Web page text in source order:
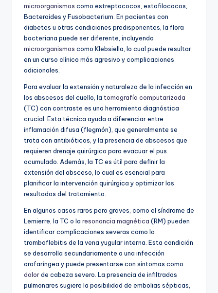
microorganismos como estreptococos, estafilococos,
Bacteroides y Fusobacterium. En pacientes con
diabetes u otras condiciones predisponentes, la flora
bacteriana puede ser diferente, incluyendo
microorganismos como Klebsiella, lo cual puede resultar
en un curso clínico más agresivo y complicaciones
adicionales.
Para evaluar la extensión y naturaleza de la infección en
los abscesos del cuello, la tomografía computarizada
(TC) con contraste es una herramienta diagnóstica
crucial. Esta técnica ayuda a diferenciar entre
inflamación difusa (flegmón), que generalmente se
trata con antibióticos, y la presencia de abscesos que
requieren drenaje quirúrgico para evacuar el pus
acumulado. Además, la TC es útil para definir la
extensión del absceso, lo cual es esencial para
planificar la intervención quirúrgica y optimizar los
resultados del tratamiento.
En algunos casos raros pero graves, como el síndrome de
Lemierre, la TC o la resonancia magnética (RM) pueden
identificar complicaciones severas como la
tromboflebitis de la vena yugular interna. Esta condición
se desarrolla secundariamente a una infección
orofaríngea y puede presentarse con síntomas como
dolorde cabeza severo. La presencia de infiltrados
pulmonares sugiere la posibilidad de embolias sépticas,